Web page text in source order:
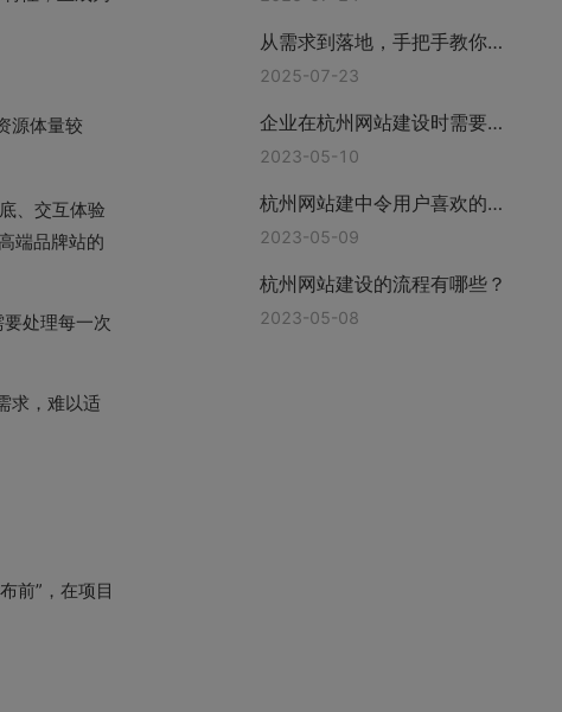
源体量较
、交互体验
端品牌站的
处理每一次
求，难以适
前”，在项目
从需求到落地，手把手教你挑
对网站建站公司—上海互橙建
2025-07-23
企业在杭州网站建设时需要准
备哪些资料?
2023-05-10
杭州网站建中令用户喜欢的功
能有哪些
2023-05-09
杭州网站建设的流程有哪些？
2023-05-08